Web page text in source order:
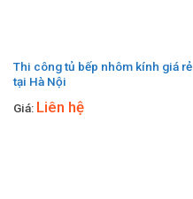
Thi công tủ bếp nhôm kính giá rẻ
tại Hà Nội
Giá: Liên hệ